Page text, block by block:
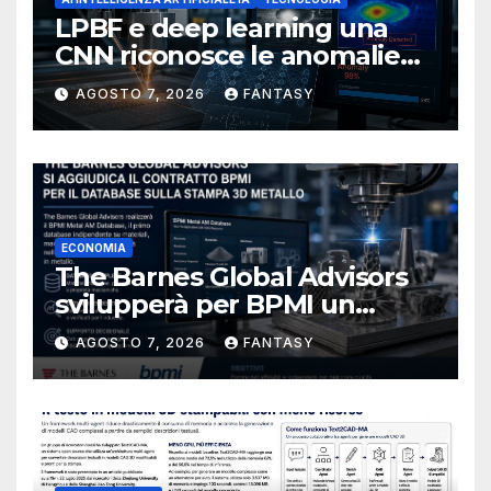
LPBF e deep learning una
CNN riconosce le anomalie
del bagno di fusione
AGOSTO 7, 2026 FANTASY
ECONOMIA
The Barnes Global Advisors
svilupperà per BPMI un
database per la stampa 3D
metallica destinata alla filiera
navale statunitense
AGOSTO 7, 2026 FANTASY